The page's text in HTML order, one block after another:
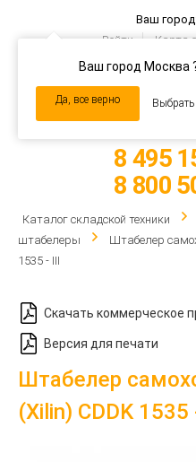
Ваш
Ваш город Москва
Да, все верно Выбрать
Войти Карта
navigation
8 495
8 800
Каталог складской техники
штабелеры
Штабелер
1535 - III
Скачать коммерческое
Версия для печати
Штабелер
(Xilin) CDDK 1535